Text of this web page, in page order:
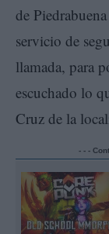
de
servicio de
llamada, para
escuchado lo
Cruz de la
- - -